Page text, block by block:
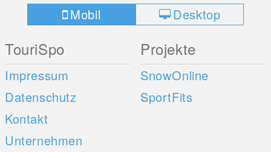
Mobil Desktop
TouriSpo
Impressum
Datenschutz
Kontakt
Unternehmen
Projekte
SnowOnline
SportFits